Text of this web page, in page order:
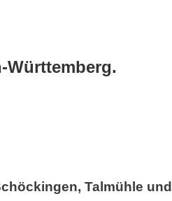
Talmühle und